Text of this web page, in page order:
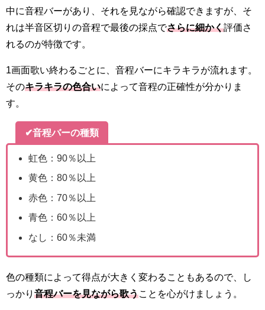
中に音程バーがあり、それを見ながら確認できますが、そ
れは半音区切りの音程で最後の採点でさらに細かく評価さ
れるのが特徴です。
1画面歌い終わるごとに、音程バーにキラキラが流れます。
そのキラキラの色合いによって音程の正確性が分かりま
す。
✔音程バーの種類
虹色：90％以上
黄色：80％以上
赤色：70％以上
青色：60％以上
なし：60％未満
色の種類によって得点が大きく変わることもあるので、し
っかり 音程バーを見ながら歌うことを心がけましょう。